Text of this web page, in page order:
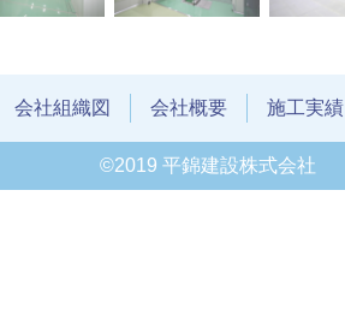
会社組織図 会社概要 施工実績
©2019 平錦建設株式会社